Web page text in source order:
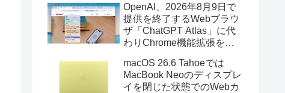
OpenAI、2026年8月9日で
提供を終了するWebブラウ
ザ「ChatGPT Atlas」に代
わりChrome機能拡張をア
画の質問やAsk ChatGPT機
能を追加。
macOS 26.6 Tahoeでは
MacBook Neoのディスプレ
イを閉じた状態でのWebカ